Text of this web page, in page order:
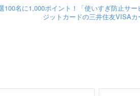
100名に1,000ポイント！「使いすぎ防止サ
ジットカードの三井住友VISAカ